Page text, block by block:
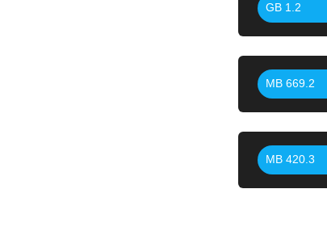
1.2 GB
669.2 MB
420.3 MB